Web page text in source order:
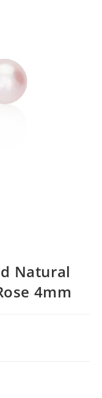
Natural
4mm